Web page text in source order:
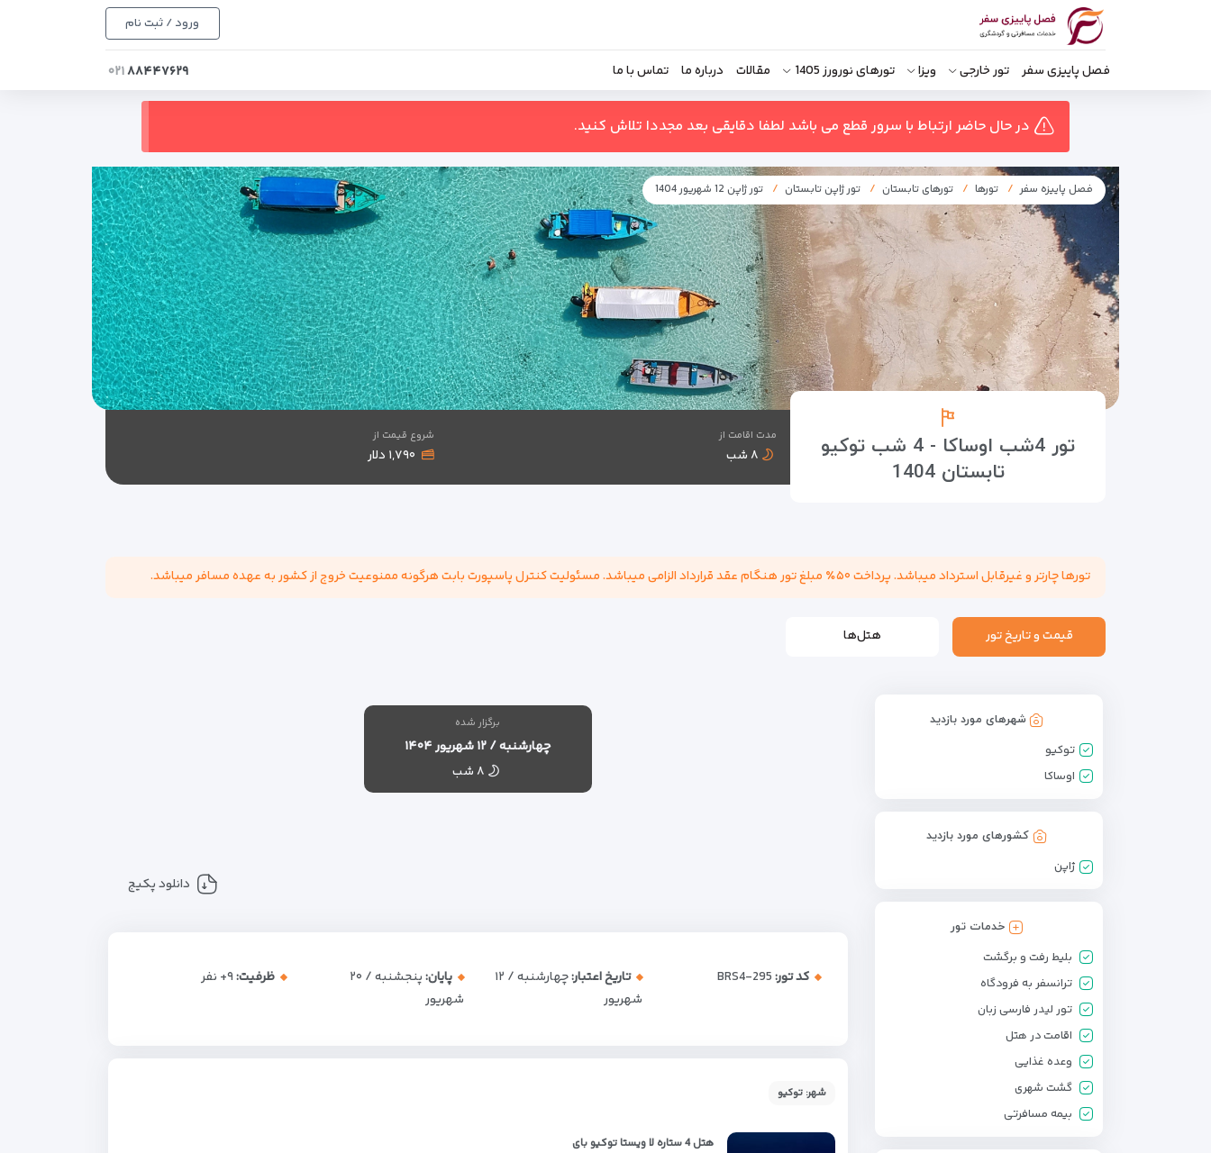
ورود / ثبت نام
فصل پاییزی سفر تور خارجی ویزا تورهای نورورز 1405 مقالات درباره ما تماس با ما ۸۸۴۴۷۶۲۹۰۲۱
در حال حاضر ارتباط با سرور قطع می باشد لطفا دقایقی بعد مجددا تلاش کنید.
فصل پاییزه سفر تورها تورهای تابستان تور ژاپن تابستان تور ژاپن 12 شهریور 1404
تور 4شب اوساکا - 4 شب توکیو
تابستان 1404
مدت اقامت از
۸ شب
شروع قیمت از
۱,۷۹۰ دلار
تورها چارتر و غیرقابل استرداد میباشد. پرداخت ۵۰٪ مبلغ تور هنگام عقد قرارداد الزامی میباشد. مسئولیت کنترل پاسپورت بابت هرگونه ممنوعیت خروج از کشور به عهده مسافر میباشد.
قیمت و تاریخ تور هتل‌ها
شهرهای مورد بازدید
توکیو
اوساکا
کشورهای مورد بازدید
ژاپن
خدمات تور
بلیط رفت و برگشت
ترانسفر به فرودگاه
تور لیدر فارسی زبان
اقامت در هتل
وعده غذایی
گشت شهری
بیمه مسافرتی
برگزار شده
چهارشنبه / ۱۲ شهریور ۱۴۰۴
۸ شب
دانلود پکیج
کد تور:BRS4-295 تاریخ اعتبار:
چهارشنبه / ۱۲
شهریور
پایان:
پنجشنبه / ۲۰
شهریور
ظرفیت:+۹ نفر
شهر: توکیو
هتل 4 ستاره لا ویستا توکیو بای